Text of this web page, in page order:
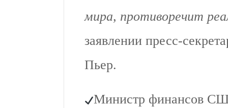
мира, противоречит
заявлении пресс-
Пьер.
Министр финансов